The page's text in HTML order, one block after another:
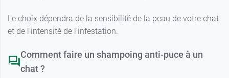
Le choix dépendra de la sensibilité de la peau de votre chat
et de l'intensité de l'infestation.
Comment faire un shampoing anti-puce à un
chat ?